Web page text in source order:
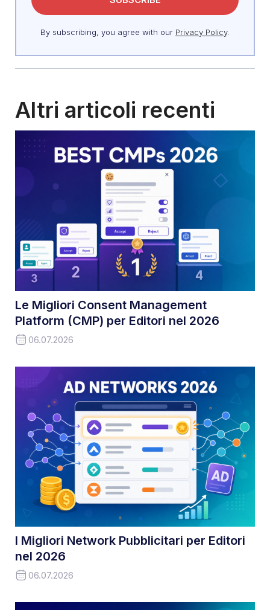
By subscribing, you agree with our Privacy Policy.
Altri articoli recenti
Le Migliori Consent Management
Platform (CMP) per Editori nel 2026
06.07.2026
I Migliori Network Pubblicitari per Editori
nel 2026
06.07.2026